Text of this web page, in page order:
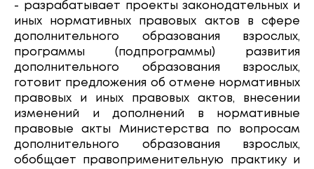
- разрабатывает проекты законодательных и
иных нормативных правовых актов в сфере
дополнительного образования взрослых,
программы (подпрограммы) развития
дополнительного образования взрослых,
готовит предложения об отмене нормативных
правовых и иных правовых актов, внесении
изменений и дополнений в нормативные
правовые акты Министерства по вопросам
дополнительного образования взрослых,
обобщает правоприменительную практику и